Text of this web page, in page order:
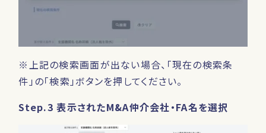
※上記の検索画面が出ない場合、「現在の検索条
件」の「検索」ボタンを押してください。
Step.3 表示されたM&A仲介会社・FA名を選択